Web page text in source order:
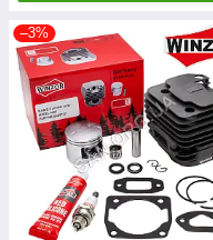
–3%